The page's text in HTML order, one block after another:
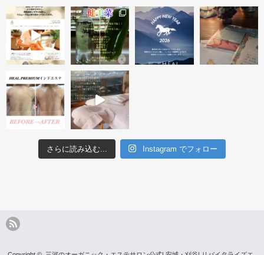
さらに読み込む... Instagram でフォロー